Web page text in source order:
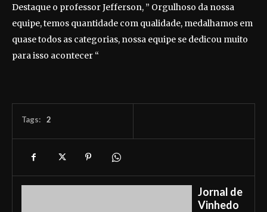
Destaque o professor Jefferson, ” Orgulhoso da nossa
equipe, temos quantidade com qualidade, medalhamos em
quase todos as categorias, nossa equipe se dedicou muito
para isso acontecer “
Tags: 2
Jornal de
Vinhedo